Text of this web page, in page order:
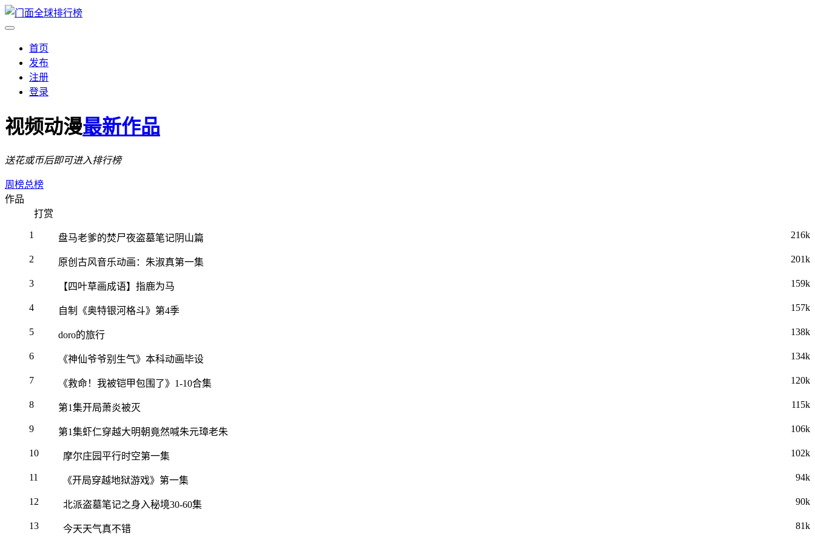
首页
发布
注册
登录
视频动漫最新作品
送花或币后即可进入排行榜
周榜总榜
作品
打赏
1 盘马老爹的焚尸夜盗墓笔记阴山篇 216k
2 原创古风音乐动画：朱淑真第一集 201k
3 【四叶草画成语】指鹿为马 159k
4 自制《奥特银河格斗》第4季 157k
5 doro的旅行 138k
6 《神仙爷爷别生气》本科动画毕设 134k
7 《救命！我被铠甲包围了》1-10合集 120k
8 第1集开局萧炎被灭 115k
9 第1集虾仁穿越大明朝竟然喊朱元璋老朱 106k
10 摩尔庄园平行时空第一集 102k
11 《开局穿越地狱游戏》第一集 94k
12 北派盗墓笔记之身入秘境30-60集 90k
13 今天天气真不错 81k